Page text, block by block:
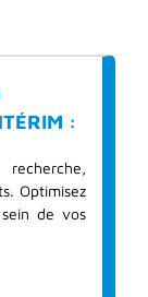
:
Optimisez
de vos